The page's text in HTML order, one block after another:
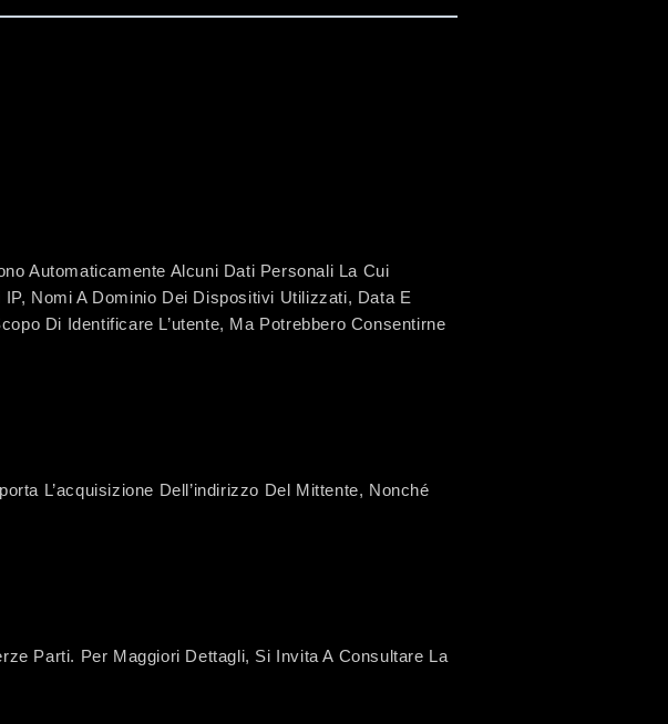
Automaticamente Alcuni Dati Personali La Cui
Nomi A Dominio Dei Dispositivi Utilizzati, Data E
Di Identificare L’utente, Ma Potrebbero Consentirne
L’acquisizione Dell’indirizzo Del Mittente, Nonché
Parti. Per Maggiori Dettagli, Si Invita A Consultare La